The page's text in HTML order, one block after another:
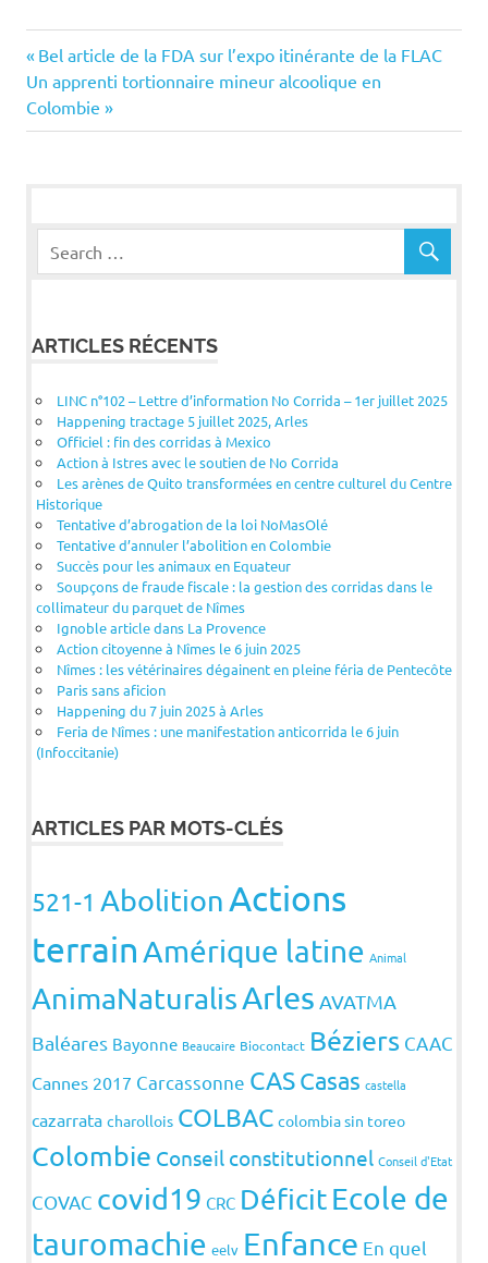
Navigation
de
Previous
Post:
Bel article de la FDA sur l’expo itinérante de la FLAC
Next
Post:
Un apprenti tortionnaire mineur alcoolique en
Colombie
ARTICLES RÉCENTS
LINC n°102 – Lettre d’information No Corrida – 1er juillet 2025
Happening tractage 5 juillet 2025, Arles
Officiel : fin des corridas à Mexico
Action à Istres avec le soutien de No Corrida
Les arènes de Quito transformées en centre culturel du Centre
Historique
Tentative d’abrogation de la loi NoMasOlé
Tentative d’annuler l’abolition en Colombie
Succès pour les animaux en Equateur
Soupçons de fraude fiscale : la gestion des corridas dans le
collimateur du parquet de Nîmes
Ignoble article dans La Provence
Action citoyenne à Nîmes le 6 juin 2025
Nîmes : les vétérinaires dégainent en pleine féria de Pentecôte
Paris sans aficion
Happening du 7 juin 2025 à Arles
Feria de Nîmes : une manifestation anticorrida le 6 juin
(Infoccitanie)
ARTICLES PAR MOTS-CLÉS
521-1 Abolition Actions
terrainAmérique latine Animal
AnimaNaturalisArles AVATMA
Baléares Bayonne Beaucaire Biocontact Béziers CAAC
Cannes 2017 Carcassonne CASCasas castella
cazarrata charollois COLBAC colombia sin toreo
Colombie Conseil constitutionnel Conseil d'Etat
COVAC covid19 CRC DéficitEcole de
tauromachie eelv Enfance En quel